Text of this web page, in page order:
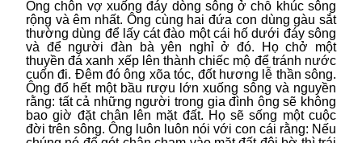
Ông chôn vợ xuống đáy dòng sông ở chỗ khúc sông
rộng và êm nhất. Ông cùng hai đứa con dùng gàu sắt
thường dùng để lấy cát đào một cái hố dưới đáy sông
và để người đàn bà yên nghỉ ở đó. Họ chở một
thuyền đá xanh xếp lên thành chiếc mộ để tránh nước
cuốn đi. Đêm đó ông xõa tóc, đốt hương lễ thần sông.
Ông đổ hết một bầu rượu lớn xuống sông và nguyền
rằng: tất cả những người trong gia đình ông sẽ không
bao giờ đặt chân lên mặt đất. Họ sẽ sống một cuộc
đời trên sông. Ông luôn luôn nói với con cái rằng: Nếu